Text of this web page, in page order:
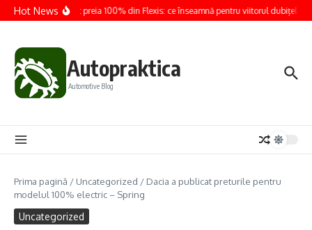
Sari la conținut
Hot NewsRenault preia 100% din Flexis: ce înseamnă pentru viitorul dubițelor
Autopraktica
Automotive Blog
Prima pagină / Uncategorized / Dacia a publicat preturile pentru
modelul 100% electric – Spring
Uncategorized